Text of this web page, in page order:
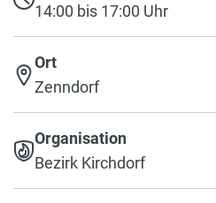
14:00 bis 17:00 Uhr
Ort
Zenndorf
Organisation
Bezirk Kirchdorf